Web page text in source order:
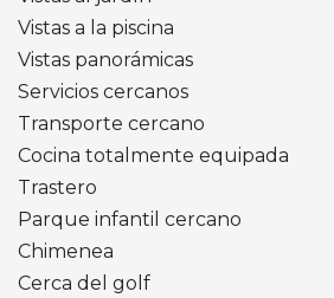
Vistas a la piscina
Vistas panorámicas
Servicios cercanos
Transporte cercano
Cocina totalmente equipada
Trastero
Parque infantil cercano
Chimenea
Cerca del golf